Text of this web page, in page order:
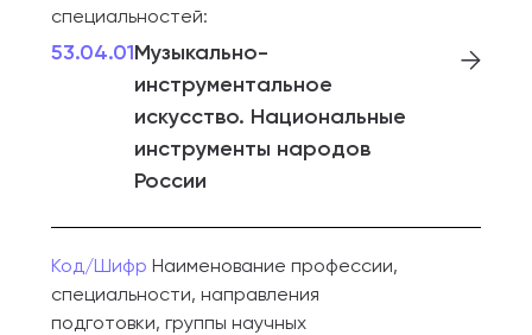
специальностей:
53.04.01Музыкально-
инструментальное
искусство. Национальные
инструменты народов
России
Код/Шифр Наименование профессии,
специальности, направления
подготовки, группы научных